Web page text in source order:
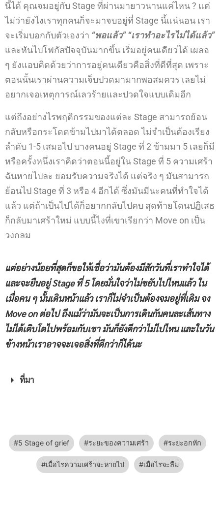
นี้ได้ คุณจมอยู่กับ Stage ที่ผ่านมายาวนานแค่ไหน ? แต่
ไม่ว่ายังไงเราทุกคนก็จะมาจบอยู่ที่ Stage นี้แน่นอน เรา
จะเริ่มบอกกับตัวเองว่า “พอแล้ว” “เราทำอะไรไม่ได้แล้ว”
และหันไปโฟกัสปัจจุบันมากขึ้น เริ่มอยู่คนเดียวได้ เผลอ
ๆ ยังแอบคิดด้วยว่าการอยู่คนเดียวคือสิ่งที่ดีที่สุด เพราะ
ตอนนั้นเราผ่านความเจ็บปวดมามากพอสมควร เลยไม่
อยากเจอเหตุการณ์เลวร้ายและปวดใจแบบเดิมอีก
แต่ถึงอย่างไรพฤติกรรมของแต่ละ Stage สามารถย้อน
กลับหรือกระโดดข้ามไปมาได้ตลอด ไม่จำเป็นต้องเรียง
ลำดับ 1-5 เสมอไป บางคนอยู่ Stage ที่ 2 ข้ามมา 5 เลยก็มี
หรือครั้งหนึ่งเราคิดว่าตอนนี้อยู่ใน Stage ที่ 5 ความเศร้า
ฉันหายไปละ ยอมรับความจริงได้ แต่จริง ๆ มันสามารถ
ย้อนไป Stage ที่ 3 หรือ 4 อีกได้ ซึ่งมันมีนะคนที่ทำใจได้
แล้ว แต่ถ้าเป็นไปได้ก็อยากกลับไปคบ สุดท้ายโดนปฏิเสธ
ก็กลับมาเศร้าใหม่ แบบนี้ไงที่เขาเรียกว่า Move on เป็น
วงกลม
แต่อย่างน้อยที่สุดก็ขอให้เชื่อว่ามันต้องมีสักวันที่เราทำใจได้
และจะยืนอยู่ Stage ที่ 5 โดยมั่นใจว่าไม่ขยับไปไหนแล้ว ใน
เมื่อคน ๆ นั้นเดินหน้าแล้ว เราก็ไม่จำเป็นต้องจมอยู่ที่เดิม จง
Move on ต่อไป ถึงแม้ว่ามันจะเป็นการเดินกันคนละเส้นทาง
ไม่ได้เติบโตไปพร้อมกับเขา มันก็ยังดีกว่าไม่ไปไหน และในวัน
ข้างหน้าเราอาจจะเจอสิ่งที่ดีกว่าก็ได้นะ
ที่มา
5 Stage of grief ระยะของความเศร้า ระยะอกหัก
เมื่อไรความเศร้าจะหายไป เมื่อไรจะลืม